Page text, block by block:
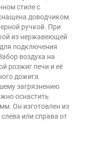
стиле с
доводчиком.
ручкой. При
из нержавеющей
подключения
воздуха на
розжиг печи и её
дожига
загрязнению
оснастить
Он изготовлен из
или справа от